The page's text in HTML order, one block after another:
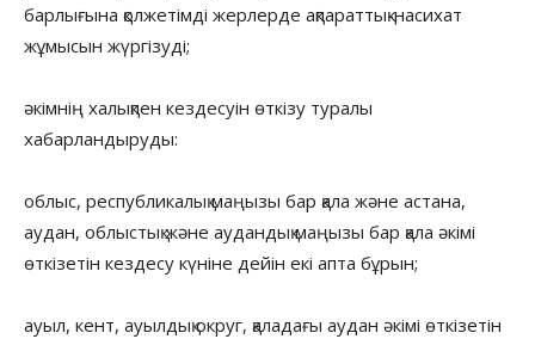
барлығына қолжетімді жерлерде ақпараттық-насихат
жұмысын жүргізуді;
әкімнің халықпен кездесуін өткізу туралы
хабарландыруды:
облыс, республикалық маңызы бар қала және астана,
аудан, облыстық және аудандық маңызы бар қала әкімі
өткізетін кездесу күніне дейін екі апта бұрын;
ауыл, кент, ауылдық округ, қаладағы аудан әкімі өткізетін